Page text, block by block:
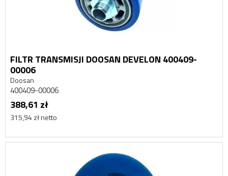
FILTR TRANSMISJI DOOSAN DEVELON 400409-
00006
Doosan
400409-00006
388,61 zł
315,94 zł netto